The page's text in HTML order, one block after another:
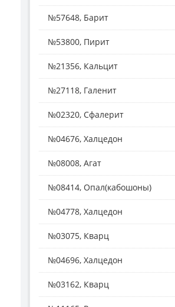
№57648, Барит
№53800, Пирит
№21356, Кальцит
№27118, Галенит
№02320, Сфалерит
№04676, Халцедон
№08008, Агат
№08414, Опал(кабошоны)
№04778, Халцедон
№03075, Кварц
№04696, Халцедон
№03162, Кварц